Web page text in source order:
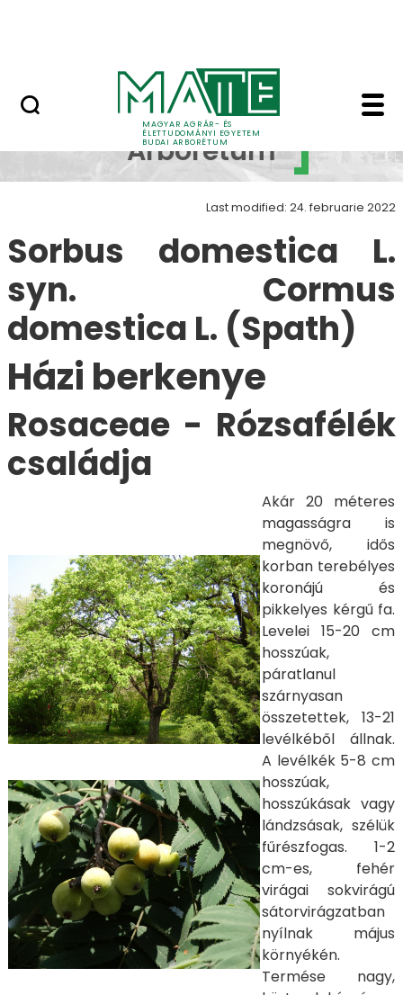
MAGYAR AGRÁR- ÉS
ÉLETTUDOMÁNYI EGYETEM
BUDAI ARBORÉTUM
Sorbus domestica L.
Budai
Arborétum
Last modified: 24. februarie 2022
Sorbus domestica L.
syn. Cormus
domestica L. (Spath)
Házi berkenye
Rosaceae - Rózsafélék
családja
Akár 20 méteres
magasságra is
megnövő, idős
korban terebélyes
koronájú és
pikkelyes kérgű fa.
Levelei 15-20 cm
hosszúak,
páratlanul
szárnyasan
összetettek, 13-21
levélkéből állnak.
A levélkék 5-8 cm
hosszúak,
hosszúkásak vagy
lándzsásak, szélük
fűrészfogas. 1-2
cm-es, fehér
virágai sokvirágú
sátorvirágzatban
nyílnak május
környékén.
Termése nagy,